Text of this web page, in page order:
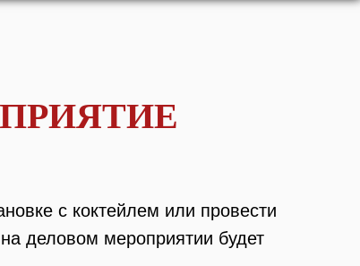
с коктейлем или провести
деловом мероприятии будет